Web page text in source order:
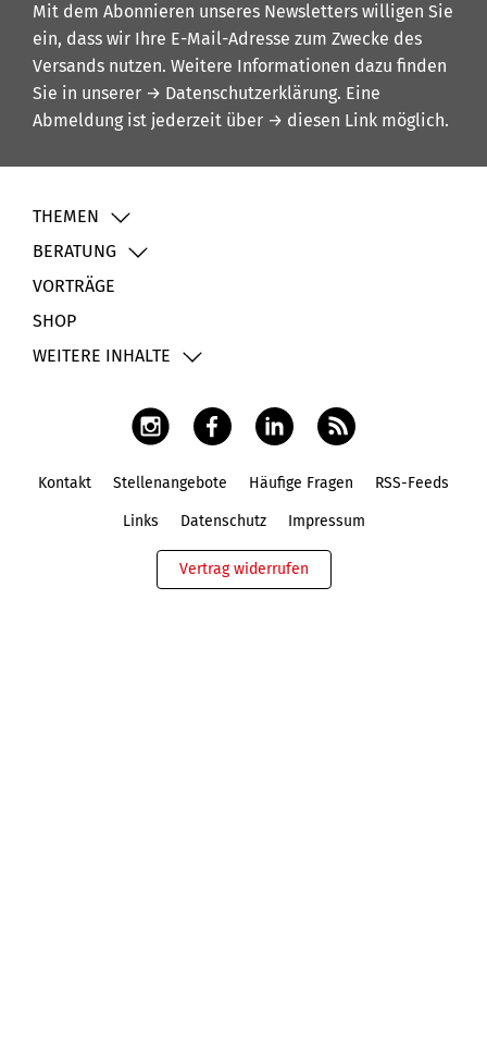
Mit dem Abonnieren unseres Newsletters willigen Sie
ein, dass wir Ihre E-Mail-Adresse zum Zwecke des
Versands nutzen. Weitere Informationen dazu finden
Sie in unserer → Datenschutzerklärung. Eine
Abmeldung ist jederzeit über → diesen Link möglich.
THEMEN
BERATUNG
VORTRÄGE
SHOP
WEITERE INHALTE
Kontakt Stellenangebote Häufige Fragen RSS-Feeds
Links Datenschutz Impressum
Vertrag widerrufen